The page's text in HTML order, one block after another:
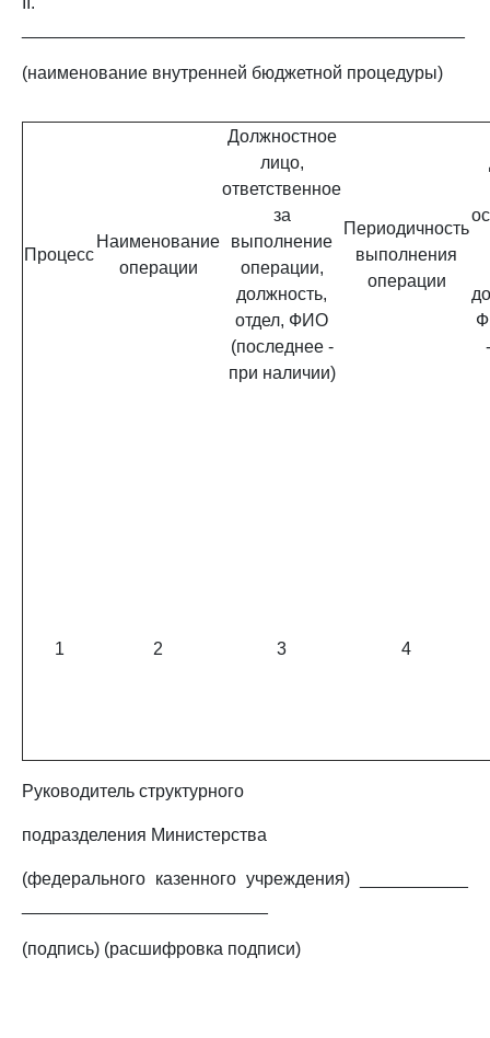
(наименование внутренней бюджетной процедуры)
Процесс
Наименование
операции
Должностное
лицо,
ответственное
за
выполнение
операции,
должность,
отдел, ФИО
(последнее -
при наличии)
Периодичность
выполнения
операции
1 2 3 4
Руководитель структурного
подразделения Министерства
(федерального казенного учреждения) ___________
(подпись) (расшифровка подписи)